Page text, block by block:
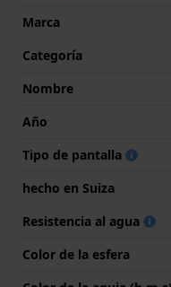
Marca
Categoría
Nombre
Año
Tipo de pantalla
hecho en Suiza
Resistencia al agua
Color de la esfera